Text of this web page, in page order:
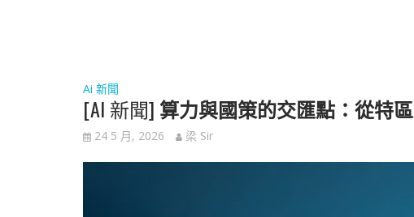
Ai 新聞
[AI 新聞] 算力與國策的交匯點：從特
24 5 月, 2026 梁 Sir